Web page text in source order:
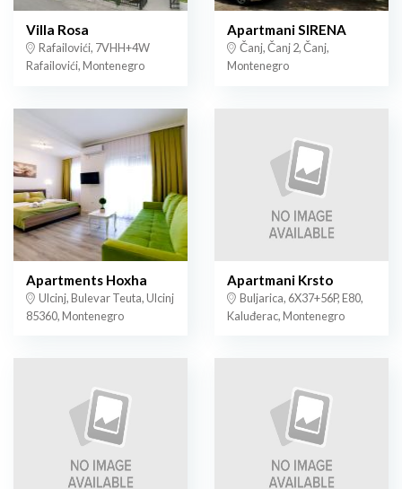
Villa Rosa
Rafailovići, 7VHH+4W
Rafailovići, Montenegro
Apartmani SIRENA
Čanj, Čanj 2, Čanj,
Montenegro
Apartments Hoxha
Ulcinj, Bulevar Teuta, Ulcinj
85360, Montenegro
Apartmani Krsto
Buljarica, 6X37+56P, E80,
Kaluđerac, Montenegro